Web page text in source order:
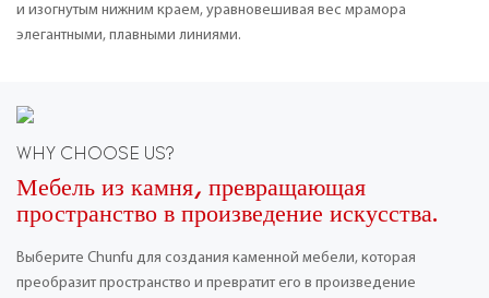
и изогнутым нижним краем, уравновешивая вес мрамора
элегантными, плавными линиями.
WHY CHOOSE US?
Мебель из камня, превращающая
пространство в произведение искусства.
Выберите Chunfu для создания каменной мебели, которая
преобразит пространство и превратит его в произведение